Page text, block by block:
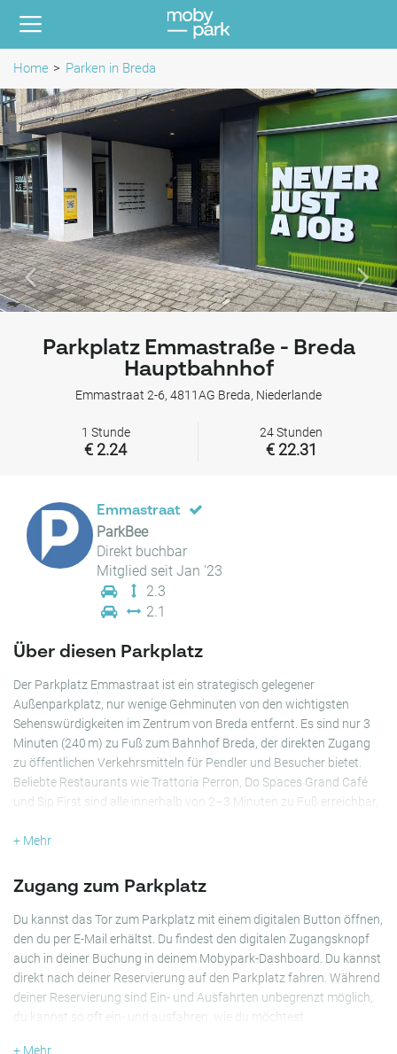
Home Parken in Breda
Parkplatz Emmastraße - Breda
Hauptbahnhof
Emmastraat 2-6, 4811AG Breda, Niederlande
1 Stunde
€ 2.24
24 Stunden
€ 22.31
Emmastraat
ParkBee
Direkt buchbar
Mitglied seit Jan '23
2.3
2.1
Über diesen Parkplatz
Der Parkplatz Emmastraat ist ein strategisch gelegener
Außenparkplatz, nur wenige Gehminuten von den wichtigsten
Sehenswürdigkeiten im Zentrum von Breda entfernt. Es sind nur 3
Minuten (240 m) zu Fuß zum Bahnhof Breda, der direkten Zugang
zu öffentlichen Verkehrsmitteln für Pendler und Besucher bietet.
Beliebte Restaurants wie Trattoria Perron, Do Spaces Grand Café
und Sip First sind alle innerhalb von 2–3 Minuten zu Fuß erreichbar,
Gegend macht.
Der Parkplatz liegt 5 Minuten (400 m) vom Stadspark Valkenberg
entfernt. Der Begijnhof und die historische Grote Kerk (Onze Lieve
Vrouwekerk) sind innerhalb von 9 Minuten (700–800 m) erreichbar,
beide in der Nähe des Grote Markts von Breda, einem zentralen
Platz mit Cafés und kulturellen Sehenswürdigkeiten.
Der Parkplatz Emmastraat ist perfekt für alle, die einen Parkplatz in
Breda in der Nähe des Bahnhofs, des Stadtzentrums und der
+ Mehr
Zugang zum Parkplatz
Du kannst das Tor zum Parkplatz mit einem digitalen Button öffnen,
den du per E-Mail erhältst. Du findest den digitalen Zugangsknopf
auch in deiner Buchung in deinem Mobypark-Dashboard. Du kannst
direkt nach deiner Reservierung auf den Parkplatz fahren. Während
deiner Reservierung sind Ein- und Ausfahrten unbegrenzt möglich,
du kannst so oft ein- und ausfahren, wie du möchtest.
+ Mehr